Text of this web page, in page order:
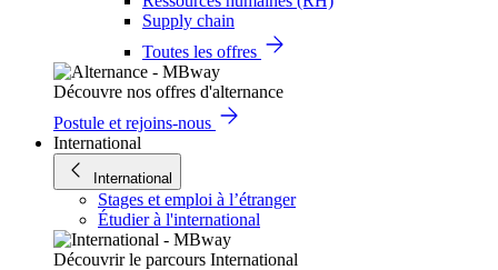
Supply chain
Toutes les offres
Découvre nos offres d'alternance
Postule et rejoins-nous
International
International
Stages et emploi à l’étranger
Étudier à l'international
Découvrir le parcours International